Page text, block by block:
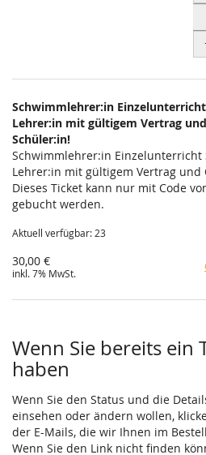
Schwimmlehrer:in
Lehrer:in mit gültigem Vertrag
Schüler:in!
Schwimmlehrer:in
Lehrer:in mit gültigem Vertrag und
Dieses Ticket kann nur mit Code
gebucht werden.
Aktuell verfügbar: 23
30,00 €
inkl. 7% MwSt.
Wenn Sie bereits ein
haben
Wenn Sie den Status und die
einsehen oder ändern wollen,
der E-Mails, die wir Ihnen im
Wenn Sie den Link nicht finden